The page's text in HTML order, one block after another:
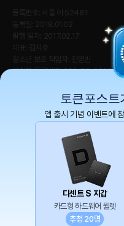
등록번호: 서울 아 52481
등록일: 2018.01.02
발행 일자: 2017.02.17
대표: 김지호
청소년 보호 책임자: 전영빈
사업자 등록번호: 232-88-00885
직업정보제공사업신고번호 :
토큰포스트(tokenpost)의 모든 컨텐
Copyright ⓒ 2026 토큰포스트.
토큰포스
앱 출시 기념 이벤트에
디센트 S 지갑
카드형 하드웨어 월렛
추첨 20명